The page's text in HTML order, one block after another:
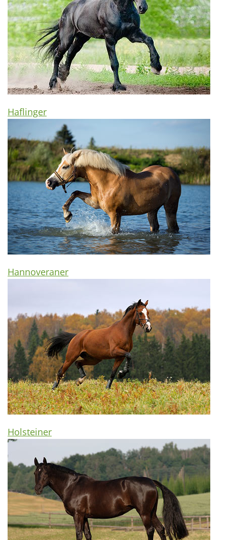
Haflinger
Hannoveraner
Holsteiner